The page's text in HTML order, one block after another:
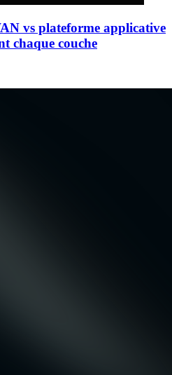
vs plateforme applicative
chaque couche